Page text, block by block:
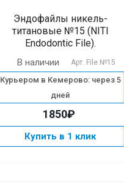
Эндофайлы никель-
титановые №15 (NITI
Endodontic File).
В наличии Арт. File №15
Курьером в Кемерово: через 5
дней
1850₽
Купить в 1 клик